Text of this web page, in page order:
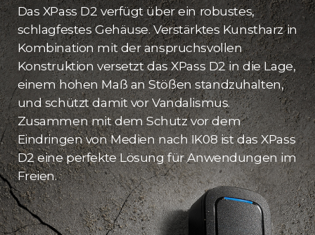
Das XPass D2 verfügt über ein robustes,
schlagfestes Gehäuse. Verstärktes Kunstharz in
Kombination mit der anspruchsvollen
Konstruktion versetzt das XPass D2 in die Lage,
einem hohen Maß an Stößen standzuhalten,
und schützt damit vor Vandalismus.
Zusammen mit dem Schutz vor dem
Eindringen von Medien nach IK08 ist das XPass
D2 eine perfekte Lösung für Anwendungen im
Freien.